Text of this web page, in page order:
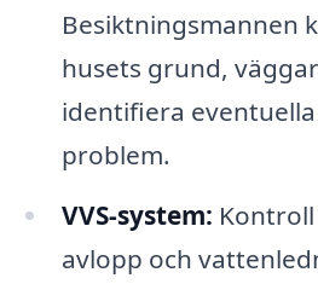
Besiktningsmannen
husets grund,
identifiera
problem.
VVS-system:
avlopp och